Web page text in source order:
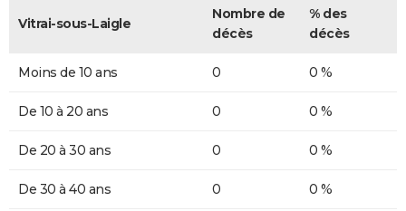
Vitrai-sous-Laigle
Nombre de
décès
% des
décès
Moins de 10 ans 0 0 %
De 10 à 20 ans 0 0 %
De 20 à 30 ans 0 0 %
De 30 à 40 ans 0 0 %